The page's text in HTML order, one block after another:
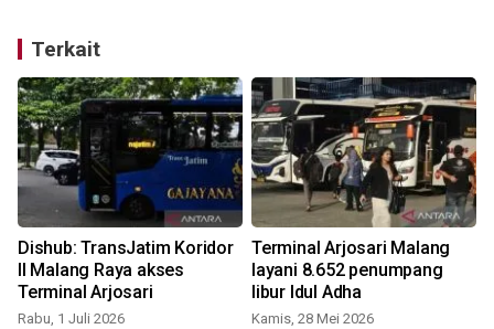
Terkait
Dishub: TransJatim Koridor
II Malang Raya akses
Terminal Arjosari
Rabu, 1 Juli 2026
Terminal Arjosari Malang
layani 8.652 penumpang
libur Idul Adha
Kamis, 28 Mei 2026